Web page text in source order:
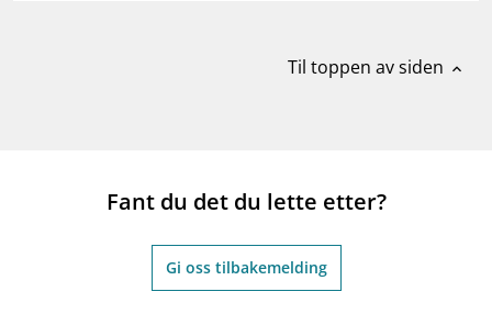
Til toppen av siden expand_less
Fant du det du lette etter?
Gi oss tilbakemelding